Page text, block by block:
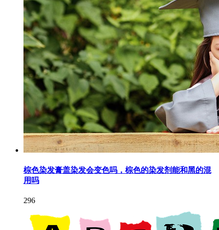
棕色染发膏盖染发会变色吗，棕色的染发剂能和黑的混
用吗
296